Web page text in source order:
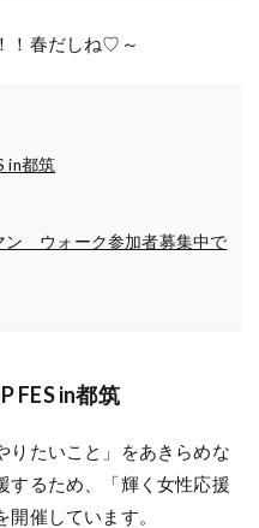
！春だしね♡～
in都筑
ウォーク参加者募集中で
FES in都筑
りたいこと」をあきらめな
するため、「輝く女性応援
催しています。